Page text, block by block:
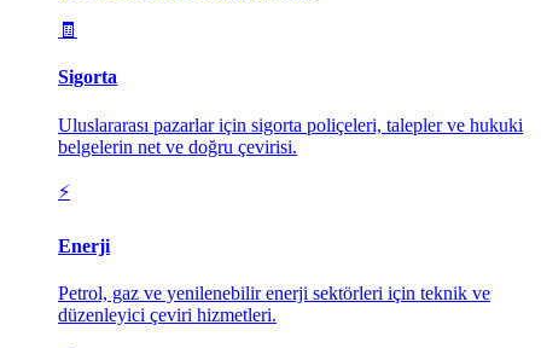
🧾
Sigorta
Uluslararası pazarlar için sigorta poliçeleri, talepler ve hukuki
belgelerin net ve doğru çevirisi.
⚡
Enerji
Petrol, gaz ve yenilenebilir enerji sektörleri için teknik ve
düzenleyici çeviri hizmetleri.